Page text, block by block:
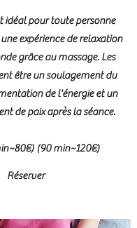
idéal pour toute personne
expérience de relaxation
grâce au massage. Les
être un soulagement du
de l'énergie et un
de paix après la séance.
(90 min~120€)
Réserver